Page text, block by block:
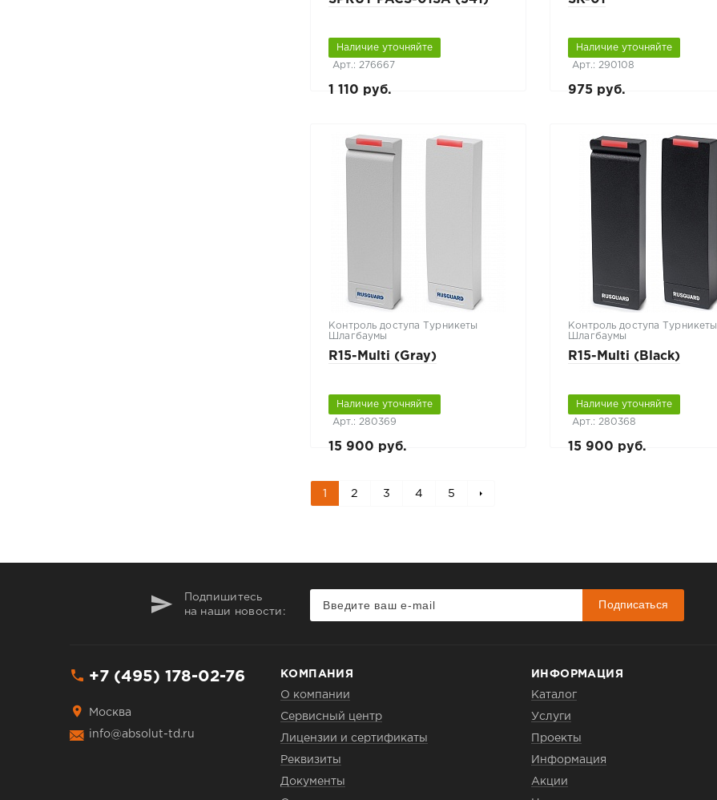
Наличие уточняйте
Арт.: 276667
1 110 руб.
Наличие уточняйте
Арт.: 290108
975 руб.
Контроль доступа Турникеты
Шлагбаумы
R15-Multi (Gray)
Наличие уточняйте
Арт.: 280369
15 900 руб.
Контроль доступа Турникеты
Шлагбаумы
R15-Multi (Black)
Наличие уточняйте
Арт.: 280368
15 900 руб.
1 2 3 4 5
Подпишитесь
на наши новости:
Подписаться
+7 (495) 178-02-76
Москва
info@absolut-td.ru
КОМПАНИЯ
О компании
Сервисный центр
Лицензии и сертификаты
Реквизиты
Документы
ИНФОРМАЦИЯ
Каталог
Услуги
Проекты
Информация
Акции